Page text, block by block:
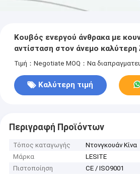
Κουβός ενεργού άνθρακα με
αντίσταση στον άνεμο καλύτερη
απορρόφησης
Τιμή：Negotiate MOQ：Να
Καλύτερη τιμή
Περιγραφή Προϊόντων
Τόπος καταγωγής
Ντονγκουάν Κίνα
Μάρκα
LESITE
Πιστοποίηση
CE / ISO9001